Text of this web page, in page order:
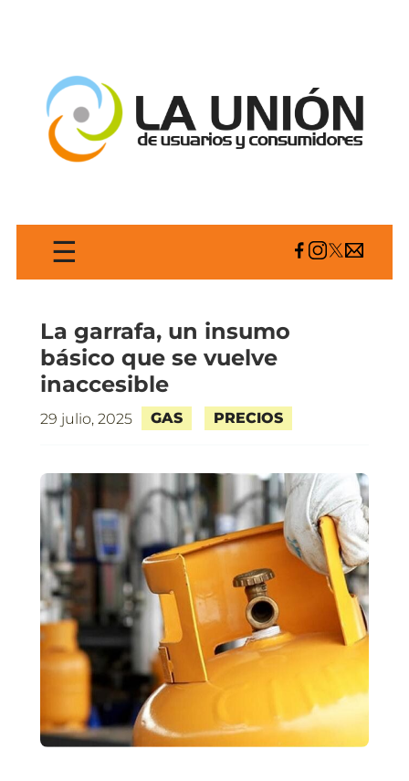
☰
La garrafa, un insumo
básico que se vuelve
inaccesible
29 julio, 2025 GAS PRECIOS